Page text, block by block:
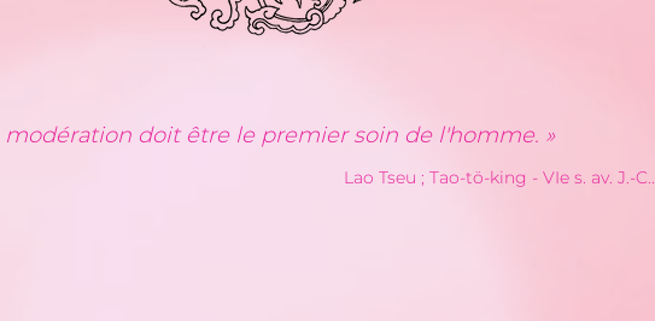
modération doit être le premier soin de l'homme. »
Lao Tseu ; Tao-tö-king - VIe s. av. J.-C..